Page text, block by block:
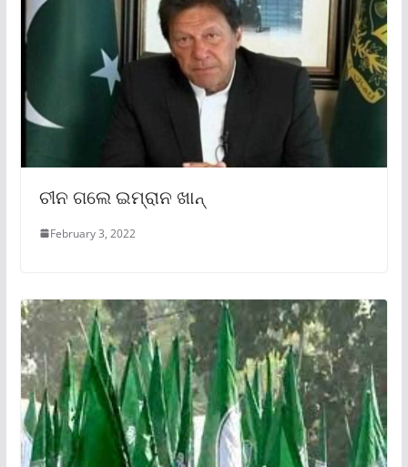
ଚୀନ ଗଲେ ଇମ୍ରାନ ଖାନ୍
February 3, 2022